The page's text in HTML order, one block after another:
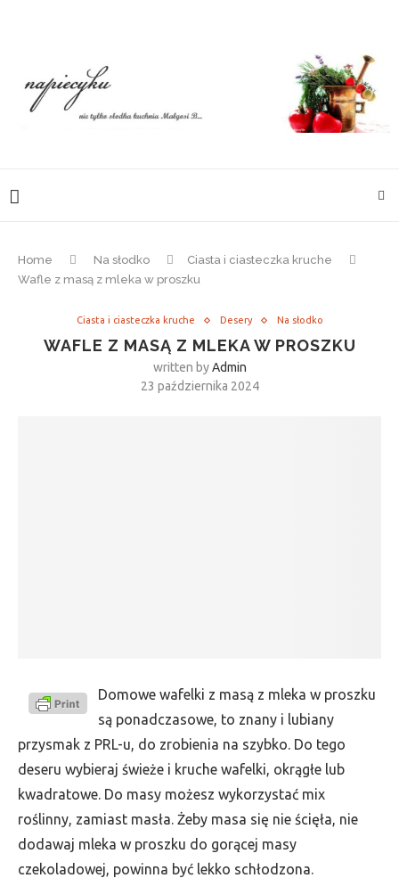
Home Na słodko
Ciasta i ciasteczka kruche
Wafle z masą z mleka w proszku
Ciasta i ciasteczka kruche Desery Na słodko
WAFLE Z MASĄ Z MLEKA W PROSZKU
written byAdmin
23 października 2024
Domowe wafelki z masą z mleka w proszku
są ponadczasowe, to znany i lubiany
przysmak z PRL-u, do zrobienia na szybko. Do tego
deseru wybieraj świeże i kruche wafelki, okrągłe lub
kwadratowe. Do masy możesz wykorzystać mix
roślinny, zamiast masła. Żeby masa się nie ścięła, nie
dodawaj mleka w proszku do gorącej masy
czekoladowej, powinna być lekko schłodzona.